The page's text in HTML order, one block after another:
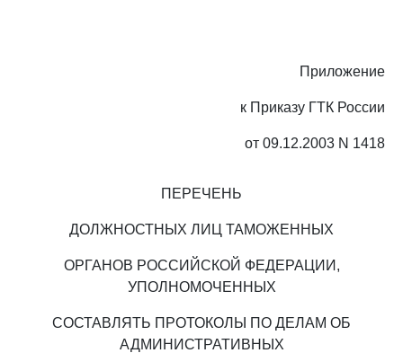
Приложение
к Приказу ГТК России
от 09.12.2003 N 1418
ПЕРЕЧЕНЬ
ДОЛЖНОСТНЫХ ЛИЦ ТАМОЖЕННЫХ
ОРГАНОВ РОССИЙСКОЙ ФЕДЕРАЦИИ,
УПОЛНОМОЧЕННЫХ
СОСТАВЛЯТЬ ПРОТОКОЛЫ ПО ДЕЛАМ ОБ
АДМИНИСТРАТИВНЫХ